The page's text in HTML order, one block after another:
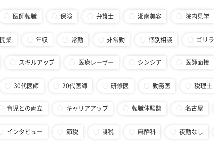
医師転職 保険 弁護士 湘南美容 院内見学
開業 年収 常勤 非常勤 個別相談 ゴリラ
スキルアップ 医療レーザー シンシア 医師面接
30代医師 20代医師 研修医 勤務医 税理士
育児との両立 キャリアアップ 転職体験談 名古屋
インタビュー 節税 課税 麻酔科 夜勤なし